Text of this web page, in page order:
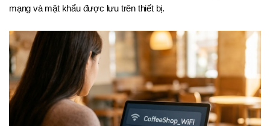
mạng và mật khẩu được lưu trên thiết bị.